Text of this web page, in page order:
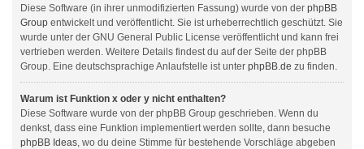
Diese Software (in ihrer unmodifizierten Fassung) wurde von der phpBB
Group entwickelt und veröffentlicht. Sie ist urheberrechtlich geschützt. Sie
wurde unter der GNU General Public License veröffentlicht und kann frei
vertrieben werden. Weitere Details findest du auf der Seite der phpBB
Group. Eine deutschsprachige Anlaufstelle ist unter phpBB.de zu finden.
Warum ist Funktion x oder y nicht enthalten?
Diese Software wurde von der phpBB Group geschrieben. Wenn du
denkst, dass eine Funktion implementiert werden sollte, dann besuche
phpBB Ideas, wo du deine Stimme für bestehende Vorschläge abgeben